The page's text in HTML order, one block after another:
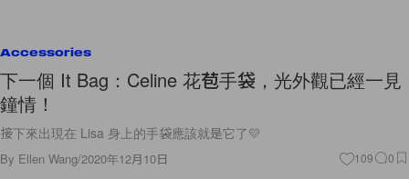
Accessories
下一個 It Bag：Celine 花苞手袋，光外觀已經一見
鐘情！
接下來出現在 Lisa 身上的手袋應該就是它了💛
By Ellen Wang/2020年12月10日 109 0